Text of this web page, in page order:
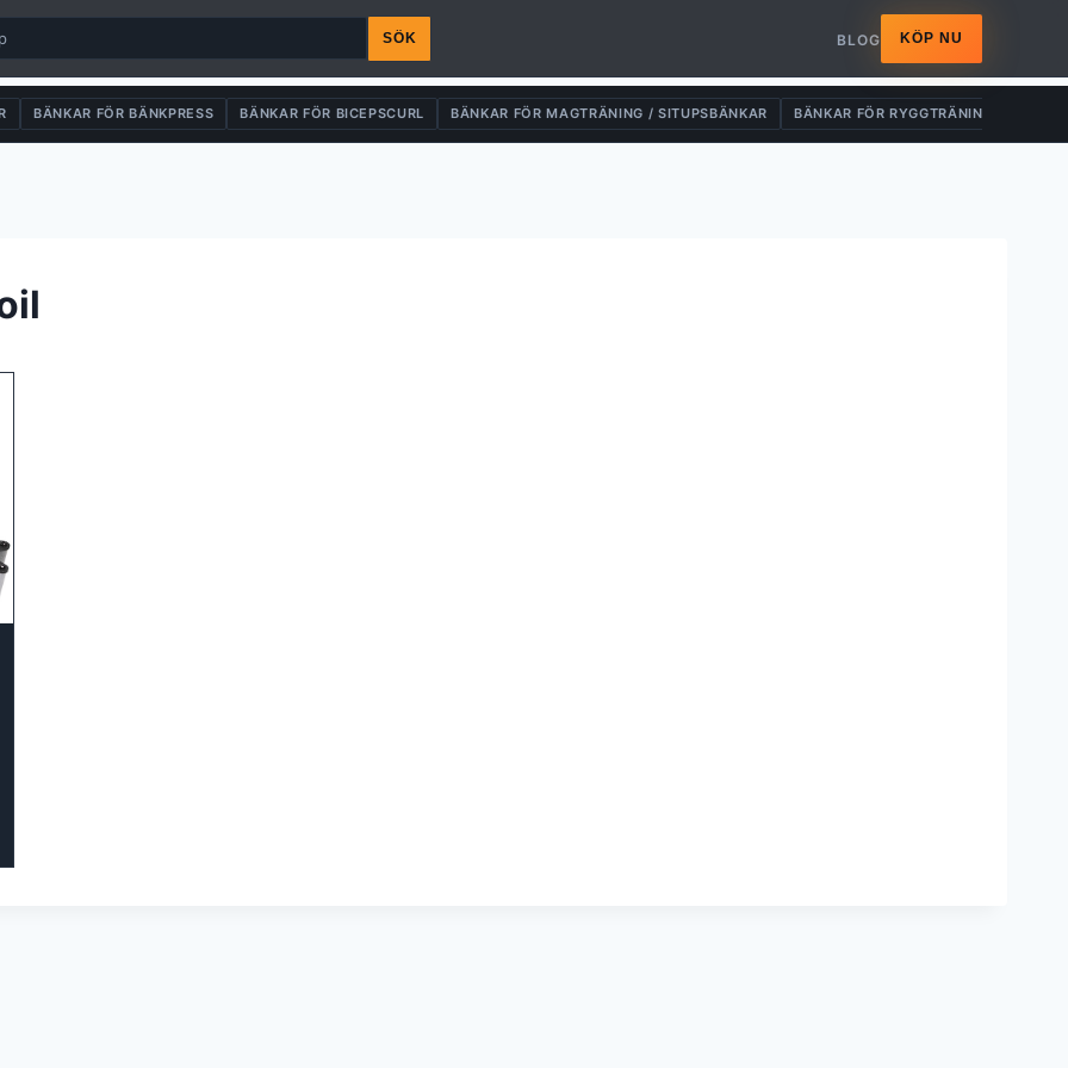
SÖK BLOG KÖP NU
BÄNKAR FÖR BÄNKPRESS BÄNKAR FÖR BICEPSCURL BÄNKAR FÖR MAGTRÄNING / SITUPSBÄNKAR BÄNKAR FÖR RYGGTRÄNING